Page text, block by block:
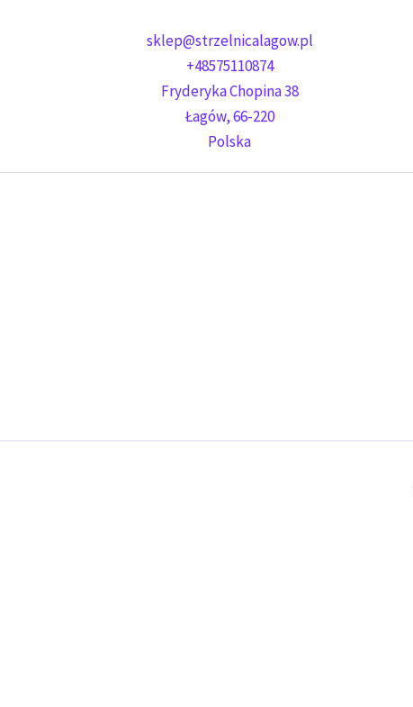
sklep@strzelnicalagow.pl
+48575110874
Fryderyka Chopina 38
Łagów,66-220
Polska